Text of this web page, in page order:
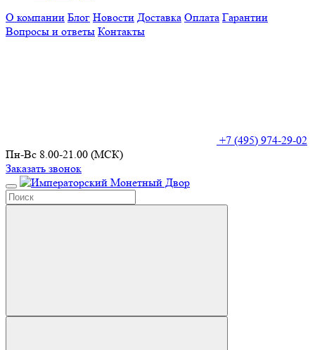
О компании Блог Новости Доставка Оплата Гарантии
Вопросы и ответы Контакты
+7 (495) 974-29-02
Пн-Вс 8.00-21.00 (МСК)
Заказать звонок